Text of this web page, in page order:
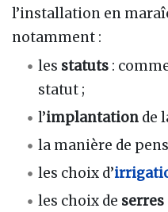
l’installation en
notamment :
les statuts :
statut ;
l’implantation de
la manière de
les choix d’
les choix de serres